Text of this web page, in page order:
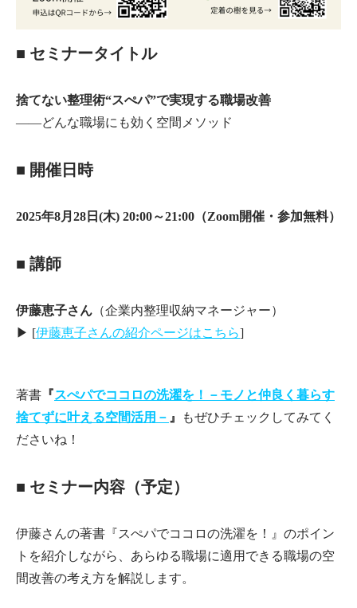
■ セミナータイトル
捨てない整理術“スぺパ”で実現する職場改善
——どんな職場にも効く空間メソッド
■ 開催日時
2025年8月28日(木) 20:00～21:00（Zoom開催・参加無料）
■ 講師
伊藤恵子さん （企業内整理収納マネージャー）
▶︎ [伊藤恵子さんの紹介ページはこちら]
著書 『スぺパでココロの洗濯を！－モノと仲良く暮らす
捨てずに叶える空間活用－ 』
もぜひチェックしてみてく
ださいね！
■ セミナー内容（予定）
伊藤さんの著書『スぺパでココロの洗濯を！』のポイン
トを紹介しながら、あらゆる職場に適用できる職場の空
間改善の考え方を解説します。